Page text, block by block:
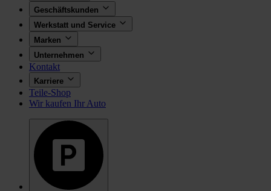
Geschäftskunden
Werkstatt und Service
Marken
Unternehmen
Kontakt
Karriere
Teile-Shop
Wir kaufen Ihr Auto